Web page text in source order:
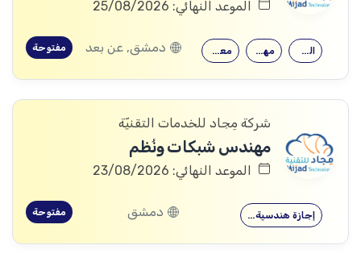
الموعد النهائي: 25/08/2026
معرفة جيدة… مهارات قوية… القدرة على… دمشق, عن بعد مفتوحة
شركة مِجاد للخدمات التقنيّة
مهندس شبكات ونُظم
الموعد النهائي: 23/08/2026
إجازة هندسية… دمشق مفتوحة